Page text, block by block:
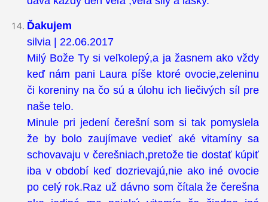
Ďakujem
silvia | 22.06.2017
Milý Bože Ty si veľkolepý,a ja žasnem ako vždy
keď nám pani Laura píše ktoré ovocie,zeleninu
či koreniny na čo sú a úlohu ich liečivých síl pre
naše telo.
Minule pri jedení čerešní som si tak pomyslela
že by bolo zaujímave vedieť aké vitamíny sa
schovavaju v čerešniach,pretože tie dostať kúpiť
iba v období keď dozrievajú,nie ako iné ovocie
po celý rok.Raz už dávno som čítala že čerešna